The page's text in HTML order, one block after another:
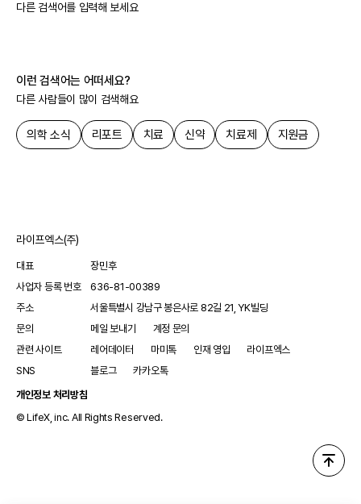
다른 검색어를 입력해 보세요
이런 검색어는 어떠세요?
다른 사람들이 많이 검색해요
의학 소식 리포트 치료 신약 치료제 지원금
라이프엑스(주)
대표
장민후
사업자 등록 번호
636-81-00389
주소
서울특별시 강남구 봉은사로 82길 21, YK빌딩
문의
메일 보내기
계정 문의
관련 사이트
레어데이터 마미톡 인재 영입
라이프엑스
SNS
블로그
카카오톡
개인정보 처리방침
© LifeX, inc. All Rights Reserved.